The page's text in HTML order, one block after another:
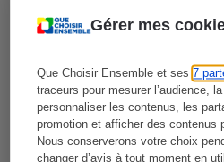
Gérer mes
Que Choisir Ensemble et ses7
traceurs pour mesurer l’audience,
personnaliser les contenus, les
promotion et afficher des contenus
Nous conserverons votre choix
changer d’avis à tout moment en